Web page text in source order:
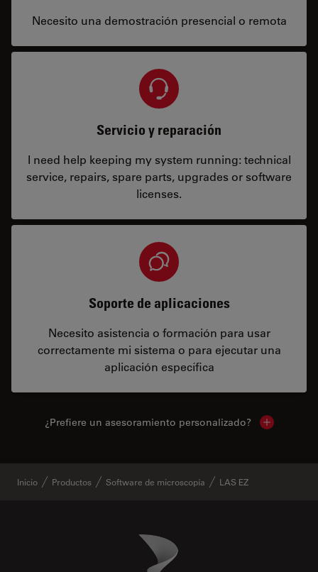
Necesito una demostración presencial o remota
Servicio y reparación
I need help keeping my system running: technical
service, repairs, spare parts, upgrades or software
licenses.
Soporte de aplicaciones
Necesito asistencia o formación para usar
correctamente mi sistema o para ejecutar una
aplicación específica
¿Prefiere un asesoramiento personalizado? Show local
Inicio Productos Software de microscopía LAS EZ
Danaher Logo